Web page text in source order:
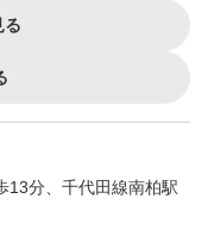
る
13分、千代田線南柏駅